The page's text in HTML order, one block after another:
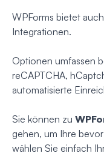
WPForms bietet
Integrationen.
Optionen umfassen
reCAPTCHA,
automatisierte
Sie können zu
gehen, um Ihre
wählen Sie einfach